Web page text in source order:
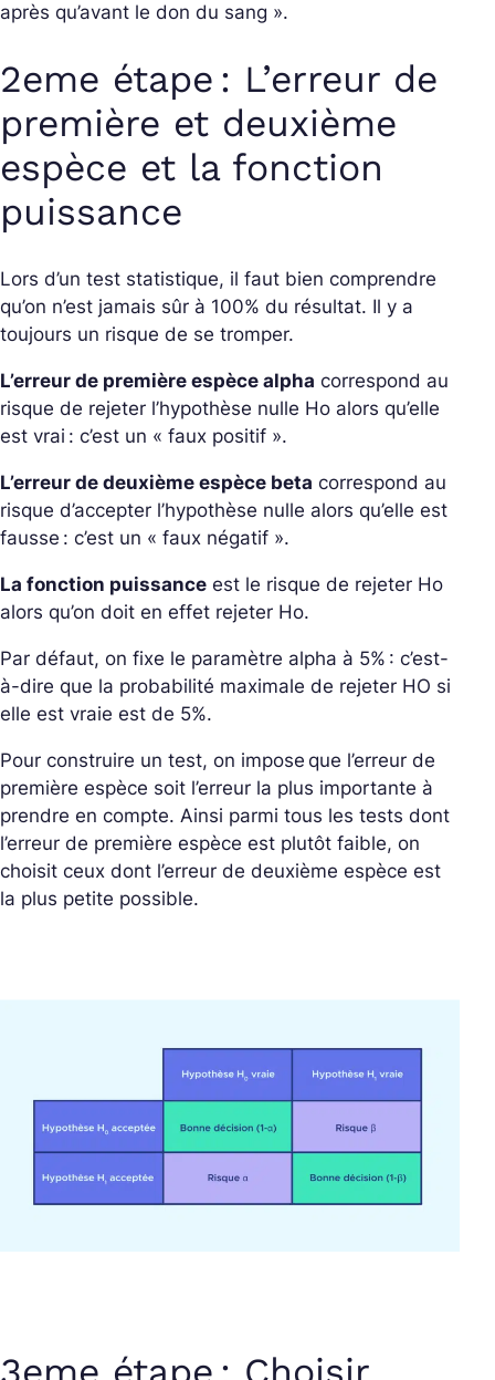
après qu’avant le don du sang ».
2eme étape : L’erreur de
première et deuxième
espèce et la fonction
puissance
Lors d’un test statistique, il faut bien comprendre
qu’on n’est jamais sûr à 100% du résultat. Il y a
toujours un risque de se tromper.
L’erreur de première espèce alpha correspond au
risque de rejeter l’hypothèse nulle Ho alors qu’elle
est vrai : c’est un « faux positif ».
L’erreur de deuxième espèce beta correspond au
risque d’accepter l’hypothèse nulle alors qu’elle est
fausse : c’est un « faux négatif ».
La fonction puissance est le risque de rejeter Ho
alors qu’on doit en effet rejeter Ho.
Par défaut, on fixe le paramètre alpha à 5% : c’est-
à-dire que la probabilité maximale de rejeter HO si
elle est vraie est de 5%.
Pour construire un test, on impose que l’erreur de
première espèce soit l’erreur la plus importante à
prendre en compte. Ainsi parmi tous les tests dont
l’erreur de première espèce est plutôt faible, on
choisit ceux dont l’erreur de deuxième espèce est
la plus petite possible.